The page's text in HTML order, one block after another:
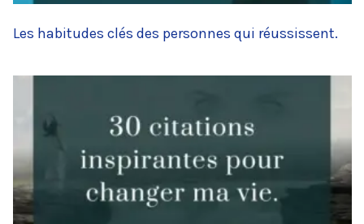
Les habitudes clés des personnes qui réussissent.